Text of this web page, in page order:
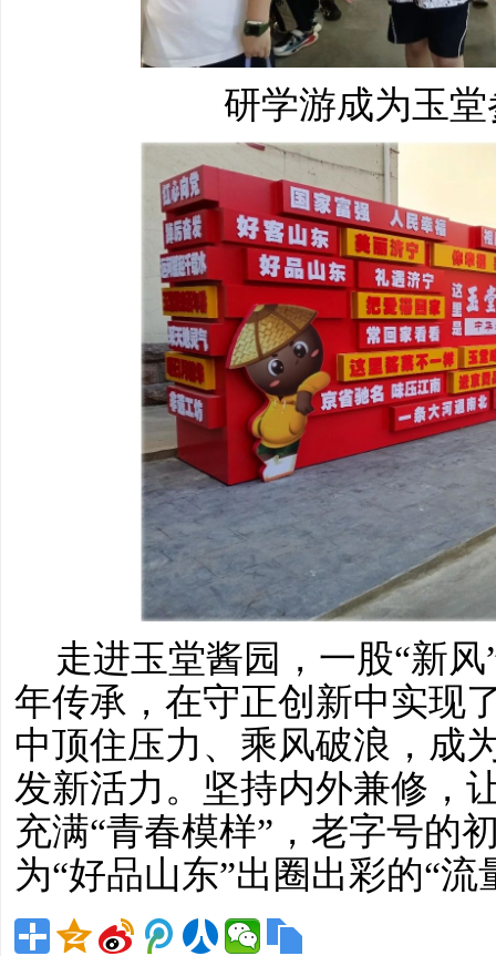
研学游成为玉
走进玉堂酱园，一股“新
年传承，在守正创新中实现
中顶住压力、乘风破浪，成
发新活力。坚持内外兼修，
充满“青春模样”， 老字号的
为“好品山东”出圈出彩的“流